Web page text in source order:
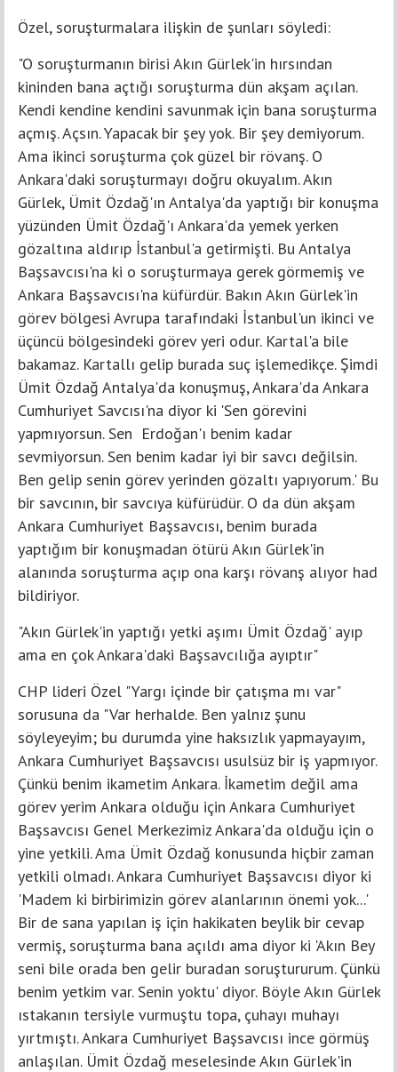
Özel, soruşturmalara ilişkin de şunları söyledi:
"O soruşturmanın birisi Akın Gürlek'in hırsından
kininden bana açtığı soruşturma dün akşam açılan.
Kendi kendine kendini savunmak için bana soruşturma
açmış. Açsın. Yapacak bir şey yok. Bir şey demiyorum.
Ama ikinci soruşturma çok güzel bir rövanş. O
Ankara'daki soruşturmayı doğru okuyalım. Akın
Gürlek, Ümit Özdağ'ın Antalya'da yaptığı bir konuşma
yüzünden Ümit Özdağ'ı Ankara'da yemek yerken
gözaltına aldırıp İstanbul'a getirmişti. Bu Antalya
Başsavcısı'na ki o soruşturmaya gerek görmemiş ve
Ankara Başsavcısı'na küfürdür. Bakın Akın Gürlek'in
görev bölgesi Avrupa tarafındaki İstanbul'un ikinci ve
üçüncü bölgesindeki görev yeri odur. Kartal'a bile
bakamaz. Kartallı gelip burada suç işlemedikçe. Şimdi
Ümit Özdağ Antalya'da konuşmuş, Ankara'da Ankara
Cumhuriyet Savcısı'na diyor ki 'Sen görevini
yapmıyorsun. Sen Erdoğan'ı benim kadar
sevmiyorsun. Sen benim kadar iyi bir savcı değilsin.
Ben gelip senin görev yerinden gözaltı yapıyorum.' Bu
bir savcının, bir savcıya küfürüdür. O da dün akşam
Ankara Cumhuriyet Başsavcısı, benim burada
yaptığım bir konuşmadan ötürü Akın Gürlek'in
alanında soruşturma açıp ona karşı rövanş alıyor had
bildiriyor.
"Akın Gürlek'in yaptığı yetki aşımı Ümit Özdağ' ayıp
ama en çok Ankara'daki Başsavcılığa ayıptır"
CHP lideri Özel "Yargı içinde bir çatışma mı var"
sorusuna da "Var herhalde. Ben yalnız şunu
söyleyeyim; bu durumda yine haksızlık yapmayayım,
Ankara Cumhuriyet Başsavcısı usulsüz bir iş yapmıyor.
Çünkü benim ikametim Ankara. İkametim değil ama
görev yerim Ankara olduğu için Ankara Cumhuriyet
Başsavcısı Genel Merkezimiz Ankara'da olduğu için o
yine yetkili. Ama Ümit Özdağ konusunda hiçbir zaman
yetkili olmadı. Ankara Cumhuriyet Başsavcısı diyor ki
'Madem ki birbirimizin görev alanlarının önemi yok...'
Bir de sana yapılan iş için hakikaten beylik bir cevap
vermiş, soruşturma bana açıldı ama diyor ki 'Akın Bey
seni bile orada ben gelir buradan soruştururum. Çünkü
benim yetkim var. Senin yoktu' diyor. Böyle Akın Gürlek
ıstakanın tersiyle vurmuştu topa, çuhayı muhayı
yırtmıştı. Ankara Cumhuriyet Başsavcısı ince görmüş
anlaşılan. Ümit Özdağ meselesinde Akın Gürlek'in